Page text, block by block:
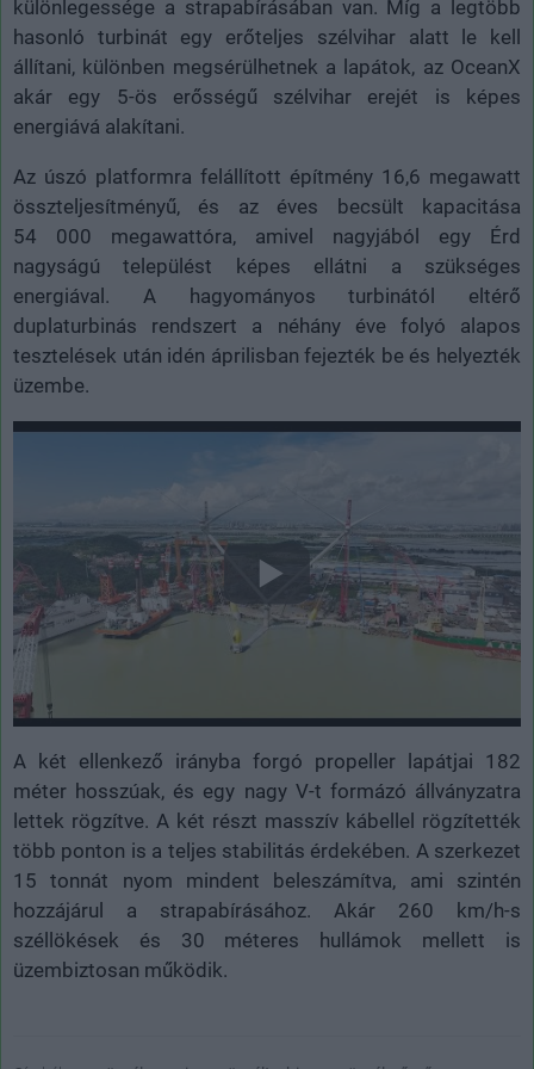
különlegessége a strapabírásában van. Míg a legtöbb
hasonló turbinát egy erőteljes szélvihar alatt le kell
állítani, különben megsérülhetnek a lapátok, az OceanX
akár egy 5-ös erősségű szélvihar erejét is képes
energiává alakítani.
Az úszó platformra felállított építmény 16,6 megawatt
összteljesítményű, és az éves becsült kapacitása
54 000 megawattóra, amivel nagyjából egy Érd
nagyságú települést képes ellátni a szükséges
energiával. A hagyományos turbinától eltérő
duplaturbinás rendszert a néhány éve folyó alapos
tesztelések után idén áprilisban fejezték be és helyezték
üzembe.
A két ellenkező irányba forgó propeller lapátjai 182
méter hosszúak, és egy nagy V-t formázó állványzatra
lettek rögzítve. A két részt masszív kábellel rögzítették
több ponton is a teljes stabilitás érdekében. A szerkezet
15 tonnát nyom mindent beleszámítva, ami szintén
hozzájárul a strapabírásához. Akár 260 km/h-s
széllökések és 30 méteres hullámok mellett is
üzembiztosan működik.